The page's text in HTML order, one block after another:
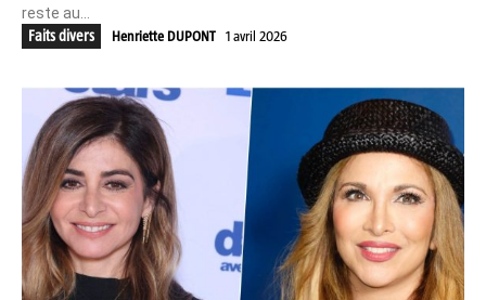
reste au...
Faits divers
Henriette DUPONT 1 avril 2026